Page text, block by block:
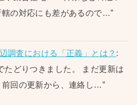
轄の対応にも差があるので…”
調査における「正義」とは？ :
たどりつきました。 まだ更新は
前回の更新から、連絡し…”